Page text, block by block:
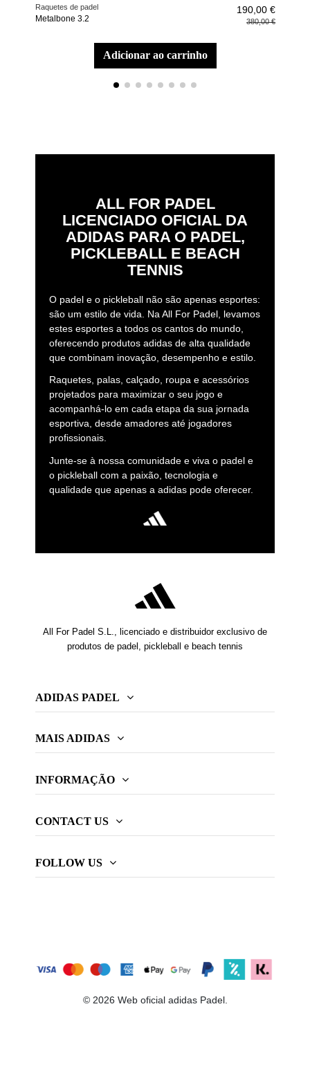
Raquetes de padel
Metalbone 3.2
190,00 €
380,00 €
adicionar ao carrinho
ALL FOR PADEL
LICENCIADO OFICIAL DA
ADIDAS PARA O PADEL,
PICKLEBALL E BEACH
TENNIS
O padel e o pickleball não são apenas esportes:
são um estilo de vida. Na All For Padel, levamos
estes esportes a todos os cantos do mundo,
oferecendo produtos adidas de alta qualidade
que combinam inovação, desempenho e estilo.
Raquetes, palas, calçado, roupa e acessórios
projetados para maximizar o seu jogo e
acompanhá-lo em cada etapa da sua jornada
esportiva, desde amadores até jogadores
profissionais.
Junte-se à nossa comunidade e viva o padel e
o pickleball com a paixão, tecnologia e
qualidade que apenas a adidas pode oferecer.
All For Padel S.L., licenciado e distribuidor exclusivo de
produtos de padel, pickleball e beach tennis
ADIDAS PADEL
MAIS ADIDAS
INFORMAÇÃO
CONTACT US
FOLLOW US
© 2026 Web oficial adidas Padel.